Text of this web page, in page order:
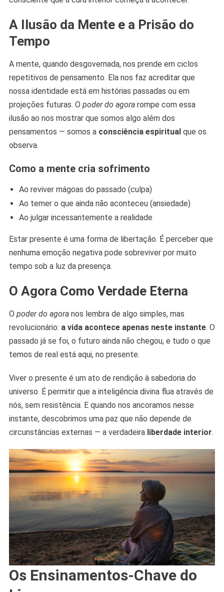
A Ilusão da Mente e a Prisão do
Tempo
A mente, quando desgovernada, nos prende em ciclos
repetitivos de pensamento. Ela nos faz acreditar que
nossa identidade está em histórias passadas ou em
projeções futuras. O poder do agorarompe com essa
ilusão ao nos mostrar que somos algo além dos
pensamentos — somos a consciência espiritual que os
observa.
Como a mente cria sofrimento
Ao reviver mágoas do passado (culpa)
Ao temer o que ainda não aconteceu (ansiedade)
Ao julgar incessantemente a realidade
Estar presente é uma forma de libertação. É perceber que
nenhuma emoção negativa pode sobreviver por muito
tempo sob a luz da presença.
O Agora Como Verdade Eterna
O poder do agoranos lembra de algo simples, mas
revolucionário: a vida acontece apenas neste instante. O
passado já se foi, o futuro ainda não chegou, e tudo o que
temos de real está aqui, no presente.
Viver o presente é um ato de rendição à sabedoria do
universo. É permitir que a inteligência divina flua através de
nós, sem resistência. E quando nos ancoramos nesse
instante, descobrimos uma paz que não depende de
circunstâncias externas — a verdadeira liberdade interior.
Os Ensinamentos-Chave do